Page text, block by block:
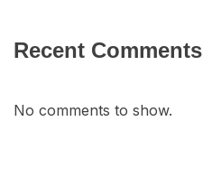
Recent Comments
No comments to show.